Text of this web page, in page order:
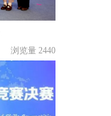
浏览量 2440